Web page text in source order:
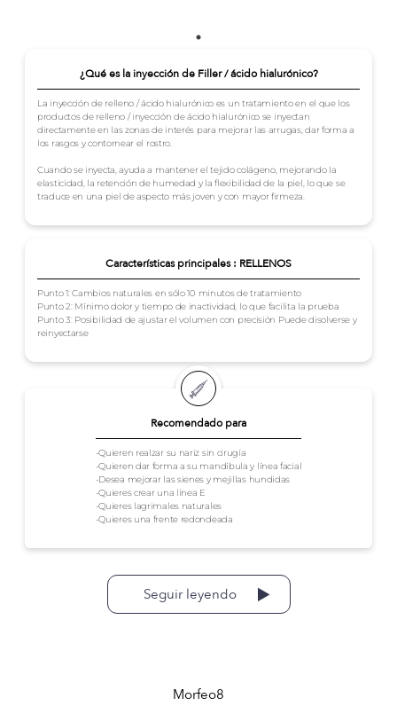
Recomendado para
-Quieren realzar su nariz sin cirugía
-Quieren dar forma a su mandíbula y línea facial
-Desea mejorar las sienes y mejillas hundidas
-Quieres crear una línea E
-Quieres lagrimales naturales
-Quieres una frente redondeada
¿Qué es la inyección de Filler / ácido hialurónico?
La inyección de relleno / ácido hialurónico es un tratamiento en el que los
productos de relleno / inyección de ácido hialurónico se inyectan
directamente en las zonas de interés para mejorar las arrugas, dar forma a
los rasgos y contornear el rostro.
Cuando se inyecta, ayuda a mantener el tejido colágeno, mejorando la
elasticidad, la retención de humedad y la flexibilidad de la piel, lo que se
traduce en una piel de aspecto más joven y con mayor firmeza.
Características principales : RELLENOS
Punto 1: Cambios naturales en sólo 10 minutos de tratamiento
Punto 2: Mínimo dolor y tiempo de inactividad, lo que facilita la prueba
Punto 3: Posibilidad de ajustar el volumen con precisión Puede disolverse y
reinyectarse
Seguir leyendo
Morfeo8